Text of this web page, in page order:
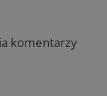
komentarzy